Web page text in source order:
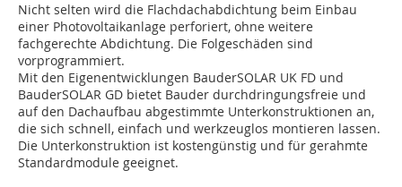
Nicht selten wird die Flachdachabdichtung beim Einbau
einer Photovoltaikanlage perforiert, ohne weitere
fachgerechte Abdichtung. Die Folgeschäden sind
vorprogrammiert.
Mit den Eigenentwicklungen BauderSOLAR UK FD und
BauderSOLAR GD bietet Bauder durchdringungsfreie und
auf den Dachaufbau abgestimmte Unterkonstruktionen an,
die sich schnell, einfach und werkzeuglos montieren lassen.
Die Unterkonstruktion ist kostengünstig und für gerahmte
Standardmodule geeignet.